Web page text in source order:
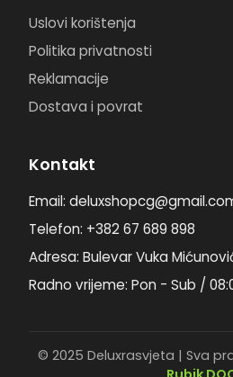
Uslovi korištenja
Politika privatnosti
Reklamacije
Dostava i povrat
Kontakt
Email:
Telefon: +382 67 689 898
Adresa: Bulevar Vuka
Radno vrijeme: Pon - Sub /
© 2025 Deluxrasvjeta | Sva